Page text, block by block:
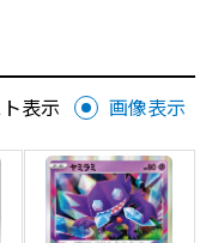
表示 画像表示